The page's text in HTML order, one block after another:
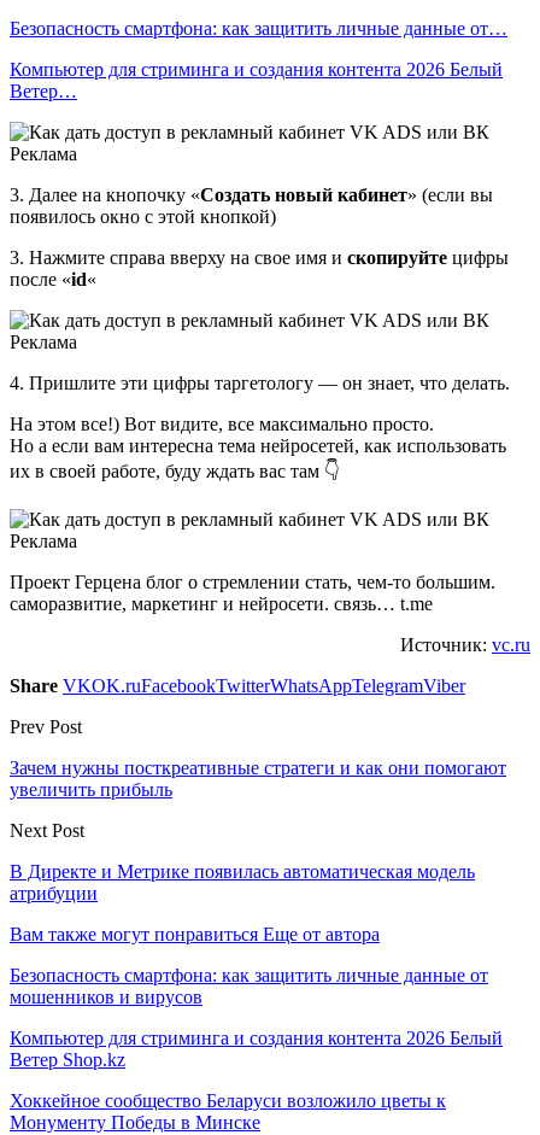
Безопасность смартфона: как защитить личные данные от…
Компьютер для стриминга и создания контента 2026 Белый
Ветер…
3. Далее на кнопочку «Создать новый кабинет» (если вы
появилось окно с этой кнопкой)
3. Нажмите справа вверху на свое имя и скопируйте цифры
после «id«
4. Пришлите эти цифры таргетологу — он знает, что делать.
На этом все!) Вот видите, все максимально просто.
Но а если вам интересна тема нейросетей, как использовать
их в своей работе, буду ждать вас там 👇
Проект Герцена блог о стремлении стать, чем-то большим.
саморазвитие, маркетинг и нейросети. связь… t.me
Источник: vc.ru
Share VKOK.ruFacebookTwitterWhatsAppTelegramViber
Prev Post
Зачем нужны посткреативные стратеги и как они помогают
увеличить прибыль
Next Post
В Директе и Метрике появилась автоматическая модель
атрибуции
Вам также могут понравиться Еще от автора
Безопасность смартфона: как защитить личные данные от
мошенников и вирусов
Компьютер для стриминга и создания контента 2026 Белый
Ветер Shop.kz
Хоккейное сообщество Беларуси возложило цветы к
Монументу Победы в Минске